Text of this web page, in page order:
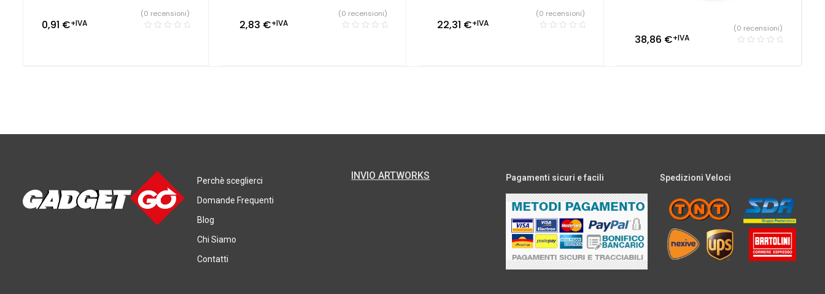
0,91 €+IVA
(0 recensioni)
2,83 €+IVA
(0 recensioni)
22,31 €+IVA
(0 recensioni)
38,86 €+IVA
(0 recensioni)
Perchè sceglierci
Domande Frequenti
Blog
Chi Siamo
Contatti
INVIO ARTWORKS Pagamenti sicuri e facili Spedizioni Veloci